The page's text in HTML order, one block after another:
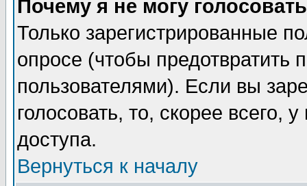
Почему я не могу
Только зарегистрированные
опросе (чтобы предотвратить
пользователями). Если вы
голосовать, то, скорее всего,
доступа.
Вернуться к началу